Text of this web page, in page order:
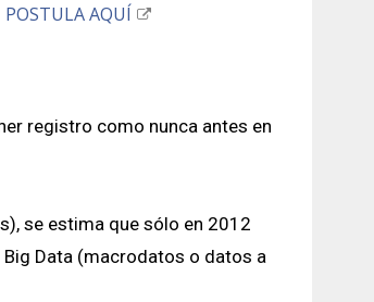
POSTULA AQUÍ
registro como nunca antes en
se estima que sólo en 2012
Data (macrodatos o datos a